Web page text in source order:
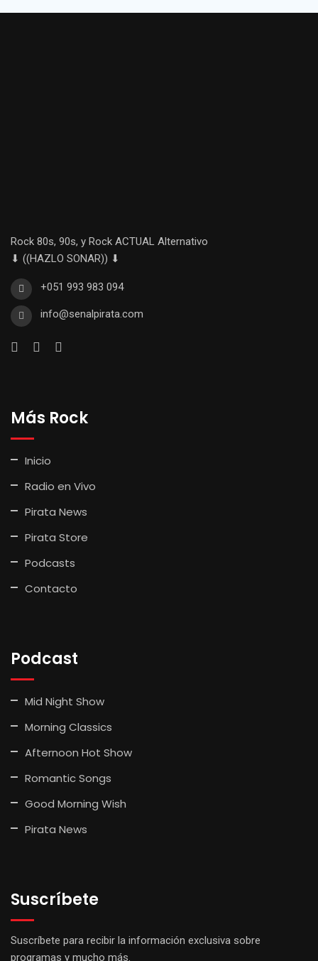
Rock 80s, 90s, y Rock ACTUAL Alternativo
⬇ ((HAZLO SONAR)) ⬇
+051 993 983 094
info@senalpirata.com
Más Rock
Inicio
Radio en Vivo
Pirata News
Pirata Store
Podcasts
Contacto
Podcast
Mid Night Show
Morning Classics
Afternoon Hot Show
Romantic Songs
Good Morning Wish
Pirata News
Suscríbete
Suscríbete para recibir la información exclusiva sobre
programas y mucho más.